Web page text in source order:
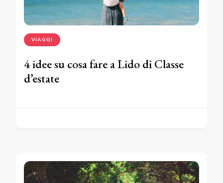
VIAGGI
4 idee su cosa fare a Lido di Classe
d’estate